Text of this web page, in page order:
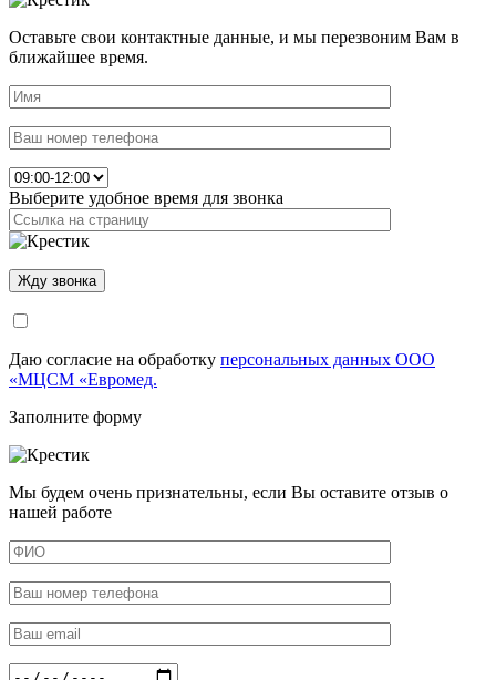
Оставьте свои контактные данные, и мы перезвоним Вам в
ближайшее время.
Выберите удобное время для звонка
Даю согласие на обработку персональных данных ООО
«МЦСМ «Евромед.
Заполните форму
Мы будем очень признательны, если Вы оставите отзыв о
нашей работе